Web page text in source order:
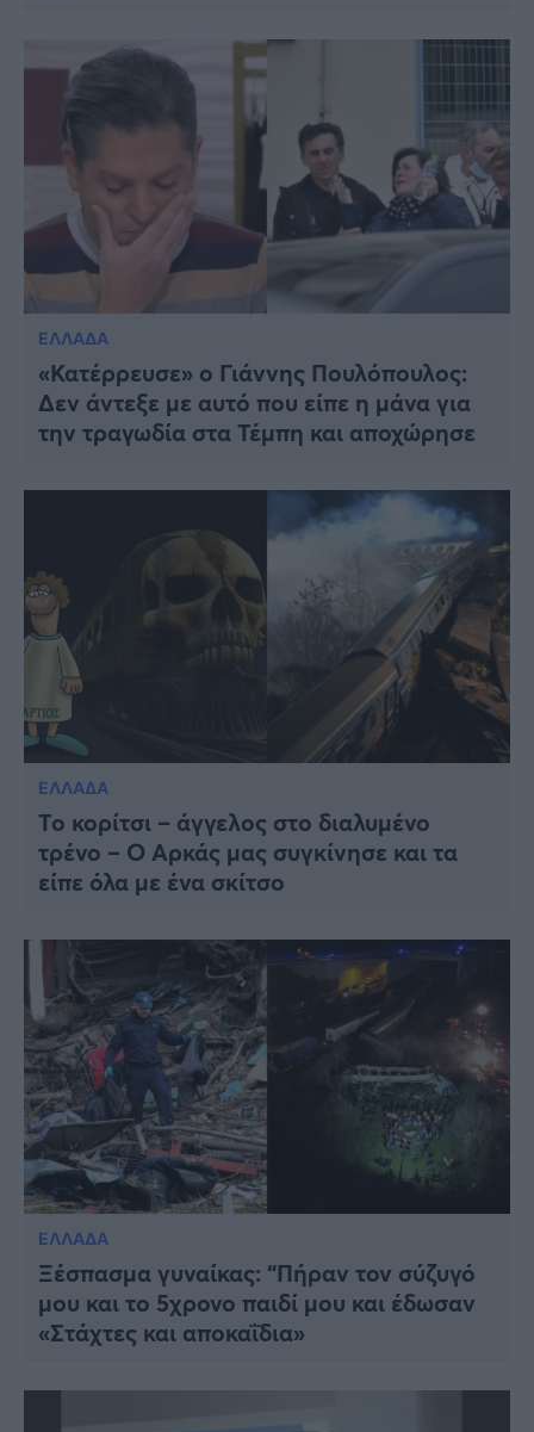
ΕΛΛΑΔΑ
«Κατέρρευσε» ο Γιάννης Πουλόπουλος:
Δεν άντεξε με αυτό που είπε η μάνα για
την τραγωδία στα Τέμπη και αποχώρησε
ΕΛΛΑΔΑ
Το κορίτσι – άγγελος στο διαλυμένο
τρένο – Ο Αρκάς μας συγκίνησε και τα
είπε όλα με ένα σκίτσο
ΕΛΛΑΔΑ
Ξέσπασμα γυναίκας: “Πήραν τον σύζυγό
μου και το 5χρονο παιδί μου και έδωσαν
«Στάχτες και αποκαΐδια»